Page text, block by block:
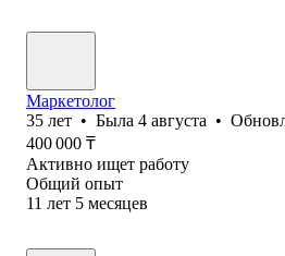
Маркетолог
35 лет • Была 4 августа •
400 000 ₸
Активно ищет работу
Общий опыт
11 лет 5 месяцев